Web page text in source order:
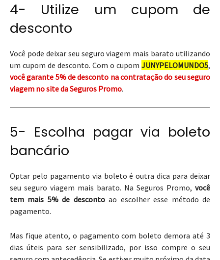
4- Utilize um cupom de
desconto
Você pode deixar seu seguro viagem mais barato utilizando
um cupom de desconto. Com o cupom JUNYPELOMUNDO5,
você garante 5% de desconto na contratação do seu seguro
viagem no site da Seguros Promo.
5- Escolha pagar via boleto
bancário
Optar pelo pagamento via boleto é outra dica para deixar
seu seguro viagem mais barato. Na Seguros Promo, você
tem mais 5% de descontoao escolher esse método de
pagamento.
Mas fique atento, o pagamento com boleto demora até 3
dias úteis para ser sensibilizado, por isso compre o seu